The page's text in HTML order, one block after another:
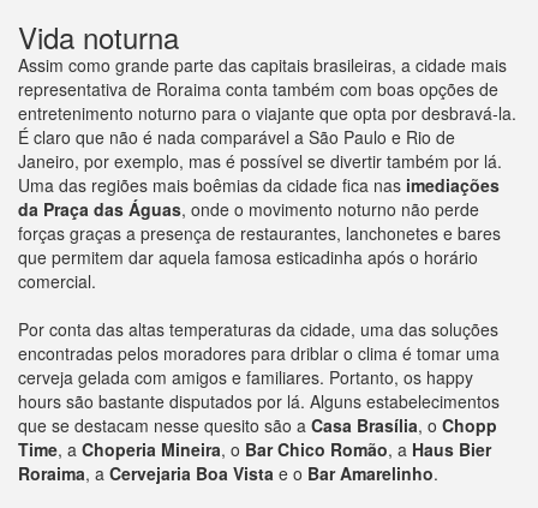
Vida noturna
Assim como grande parte das capitais brasileiras, a cidade mais
representativa de Roraima conta também com boas opções de
entretenimento noturno para o viajante que opta por desbravá-la.
É claro que não é nada comparável a São Paulo e Rio de
Janeiro, por exemplo, mas é possível se divertir também por lá.
Uma das regiões mais boêmias da cidade fica nas imediações
da Praça das Águas, onde o movimento noturno não perde
forças graças a presença de restaurantes, lanchonetes e bares
que permitem dar aquela famosa esticadinha após o horário
comercial.
Por conta das altas temperaturas da cidade, uma das soluções
encontradas pelos moradores para driblar o clima é tomar uma
cerveja gelada com amigos e familiares. Portanto, os happy
hours são bastante disputados por lá. Alguns estabelecimentos
que se destacam nesse quesito são a Casa Brasília, o Chopp
Time, a Choperia Mineira, o Bar Chico Romão, a Haus Bier
Roraima, a Cervejaria Boa Vista e o Bar Amarelinho.